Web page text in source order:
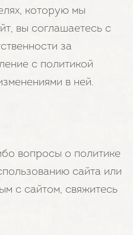
которую мы
вы соглашаетесь с
за
с политикой
в ней.
вопросы о политике
сайта или
с сайтом, свяжитесь